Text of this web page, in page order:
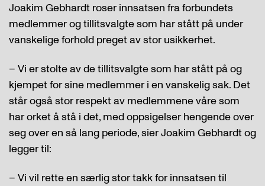
Joakim Gebhardt roser innsatsen fra forbundets
medlemmer og tillitsvalgte som har stått på under
vanskelige forhold preget av stor usikkerhet.
– Vi er stolte av de tillitsvalgte som har stått på og
kjempet for sine medlemmer i en vanskelig sak. Det
står også stor respekt av medlemmene våre som
har orket å stå i det, med oppsigelser hengende over
seg over en så lang periode, sier Joakim Gebhardt og
legger til:
– Vi vil rette en særlig stor takk for innsatsen til